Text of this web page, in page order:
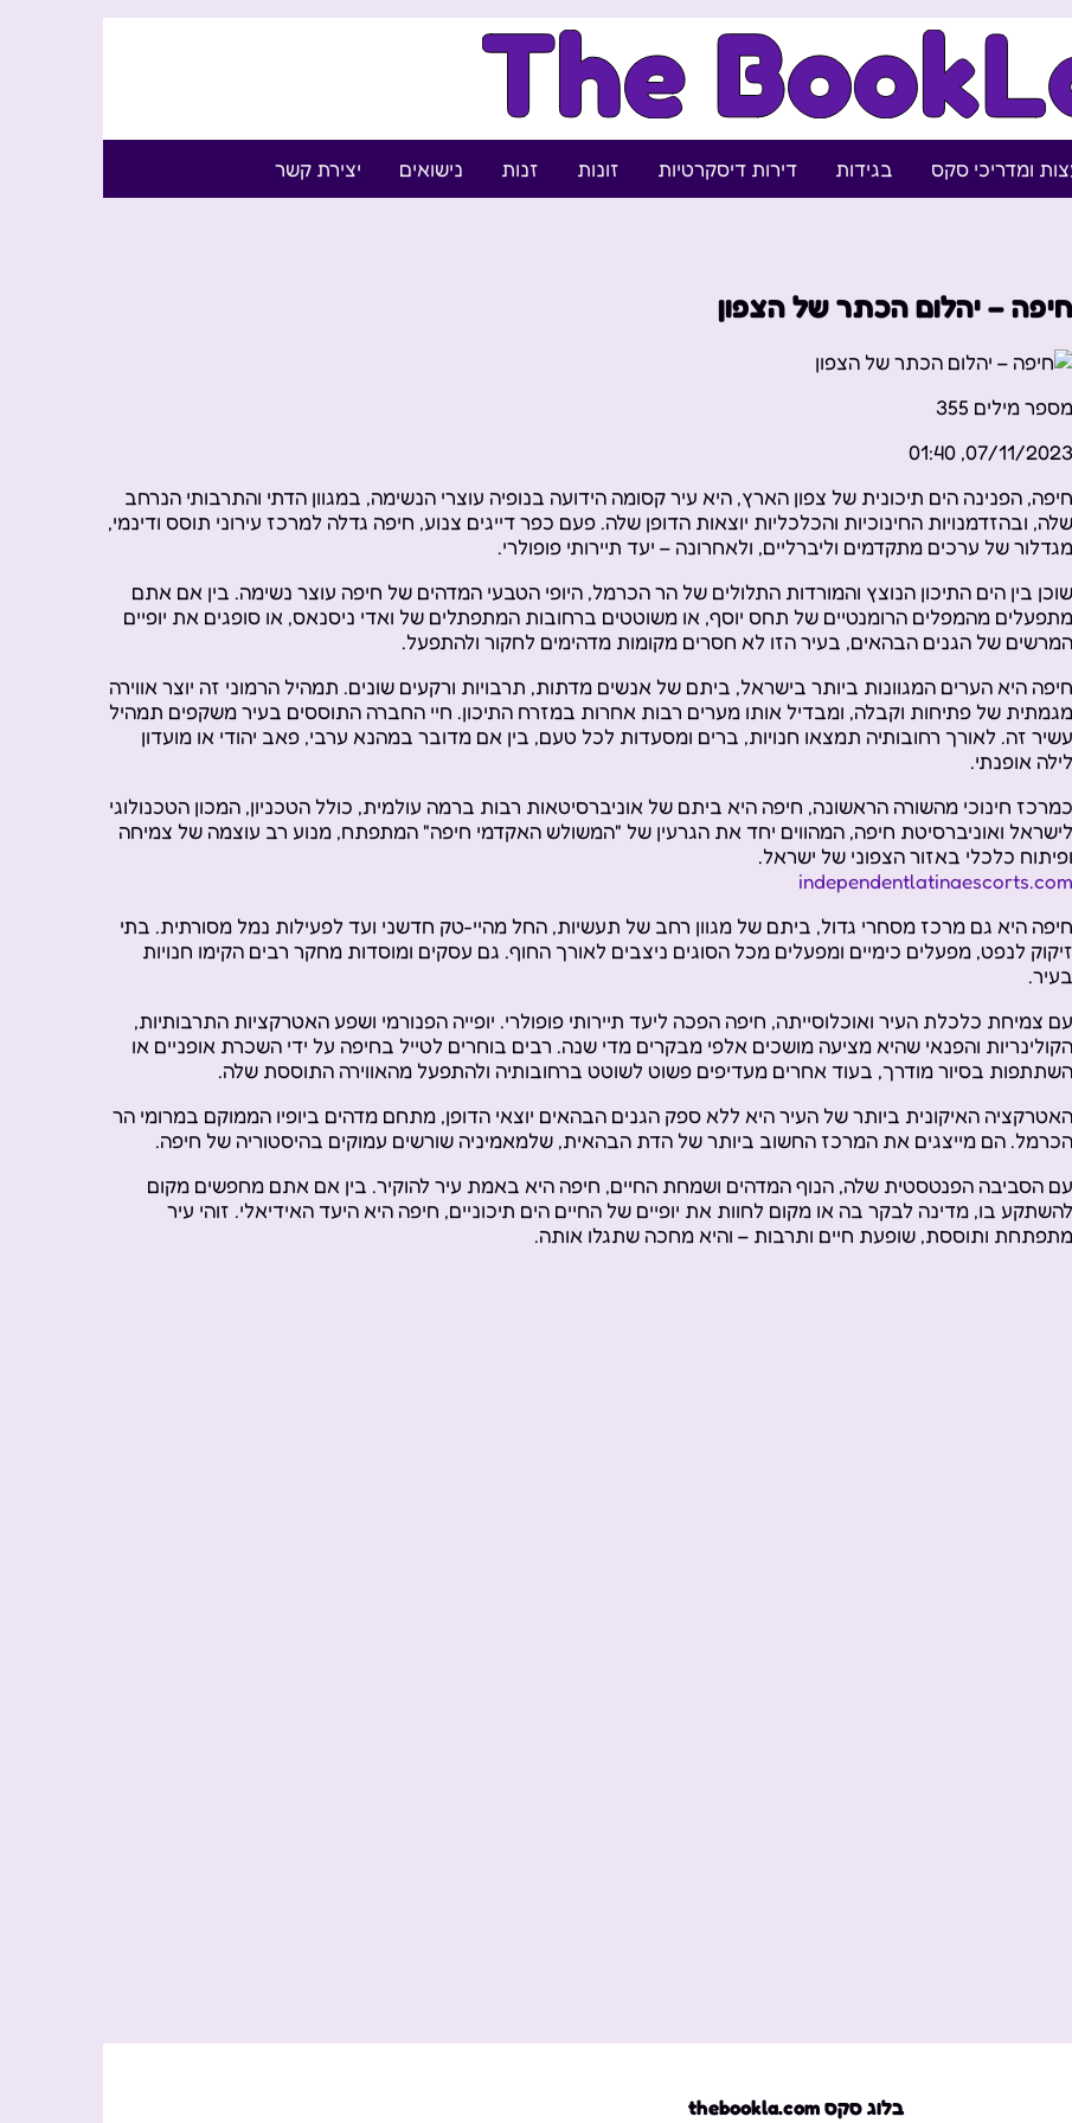
ומדריכי סקס בגידות דירות דיסקרטיות זונות זנות נישואים יצירת קשר
חיפה – יהלום הכתר של הצפון
מספר מילים 355
07/11/2023, 01:40
חיפה, הפנינה הים תיכונית של צפון הארץ, היא עיר קסומה הידועה בנופיה עוצרי הנשימה, במגוון הדתי והתרבותי הנרחב
שלה, ובהזדמנויות החינוכיות והכלכליות יוצאות הדופן שלה. פעם כפר דייגים צנוע, חיפה גדלה למרכז עירוני תוסס ודינמי,
מגדלור של ערכים מתקדמים וליברליים, ולאחרונה – יעד תיירותי פופולרי.
שוכן בין הים התיכון הנוצץ והמורדות התלולים של הר הכרמל, היופי הטבעי המדהים של חיפה עוצר נשימה. בין אם אתם
מתפעלים מהמפלים הרומנטיים של תחס יוסף, או משוטטים ברחובות המתפתלים של ואדי ניסנאס, או סופגים את יופיים
המרשים של הגנים הבהאים, בעיר הזו לא חסרים מקומות מדהימים לחקור ולהתפעל.
חיפה היא הערים המגוונות ביותר בישראל, ביתם של אנשים מדתות, תרבויות ורקעים שונים. תמהיל הרמוני זה יוצר אווירה
מגמתית של פתיחות וקבלה, ומבדיל אותו מערים רבות אחרות במזרח התיכון. חיי החברה התוססים בעיר משקפים תמהיל
עשיר זה. לאורך רחובותיה תמצאו חנויות, ברים ומסעדות לכל טעם, בין אם מדובר במהנא ערבי, פאב יהודי או מועדון
לילה אופנתי.
כמרכז חינוכי מהשורה הראשונה, חיפה היא ביתם של אוניברסיטאות רבות ברמה עולמית, כולל הטכניון, המכון הטכנולוגי
לישראל ואוניברסיטת חיפה, המהווים יחד את הגרעין של "המשולש האקדמי חיפה" המתפתח, מנוע רב עוצמה של צמיחה
ופיתוח כלכלי באזור הצפוני של ישראל.
independentlatinaescorts.com
חיפה היא גם מרכז מסחרי גדול, ביתם של מגוון רחב של תעשיות, החל מהיי-טק חדשני ועד לפעילות נמל מסורתית. בתי
זיקוק לנפט, מפעלים כימיים ומפעלים מכל הסוגים ניצבים לאורך החוף. גם עסקים ומוסדות מחקר רבים הקימו חנויות
בעיר.
עם צמיחת כלכלת העיר ואוכלוסייתה, חיפה הפכה ליעד תיירותי פופולרי. יופייה הפנורמי ושפע האטרקציות התרבותיות,
הקולינריות והפנאי שהיא מציעה מושכים אלפי מבקרים מדי שנה. רבים בוחרים לטייל בחיפה על ידי השכרת אופניים או
השתתפות בסיור מודרך, בעוד אחרים מעדיפים פשוט לשוטט ברחובותיה ולהתפעל מהאווירה התוססת שלה.
האטרקציה האיקונית ביותר של העיר היא ללא ספק הגנים הבהאים יוצאי הדופן, מתחם מדהים ביופיו הממוקם במרומי הר
הכרמל. הם מייצגים את המרכז החשוב ביותר של הדת הבהאית, שלמאמיניה שורשים עמוקים בהיסטוריה של חיפה.
עם הסביבה הפנטסטית שלה, הנוף המדהים ושמחת החיים, חיפה היא באמת עיר להוקיר. בין אם אתם מחפשים מקום
להשתקע בו, מדינה לבקר בה או מקום לחוות את יופיים של החיים הים תיכוניים, חיפה היא היעד האידיאלי. זוהי עיר
מתפתחת ותוססת, שופעת חיים ותרבות – והיא מחכה שתגלו אותה.
בלוג סקס thebookla.com